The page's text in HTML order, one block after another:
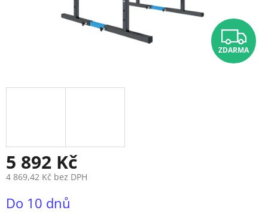
Z
D
ZDARMA
5 892 Kč
4 869,42 Kč bez DPH
cena:
Do 10 dnů